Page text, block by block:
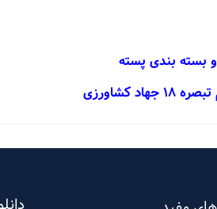
بسته بندی پسته
کشاورزی